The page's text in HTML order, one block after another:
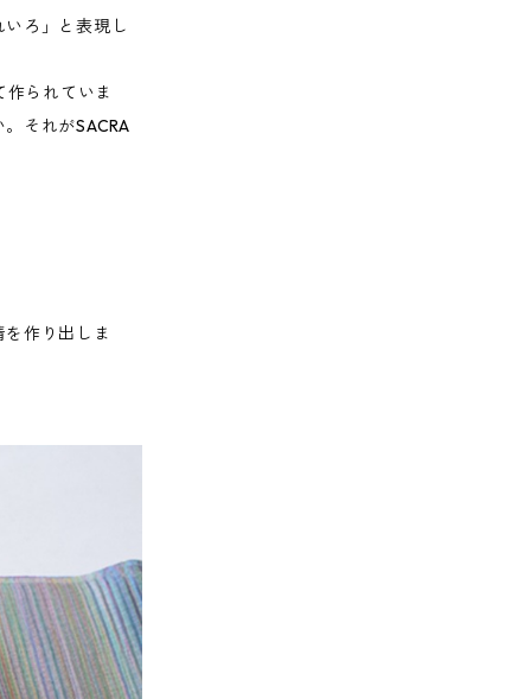
ろ」と表現し
作られていま
それがSACRA
作り出しま